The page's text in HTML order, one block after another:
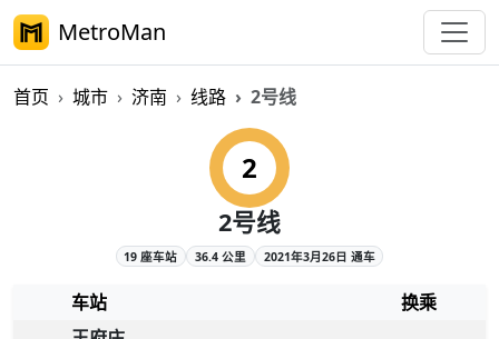
MetroMan
首页 城市 济南 线路 2号线
济南地铁2号线概览
2
2号线
19 座车站 36.4 公里 2021年3月26日 通车
车站
换乘